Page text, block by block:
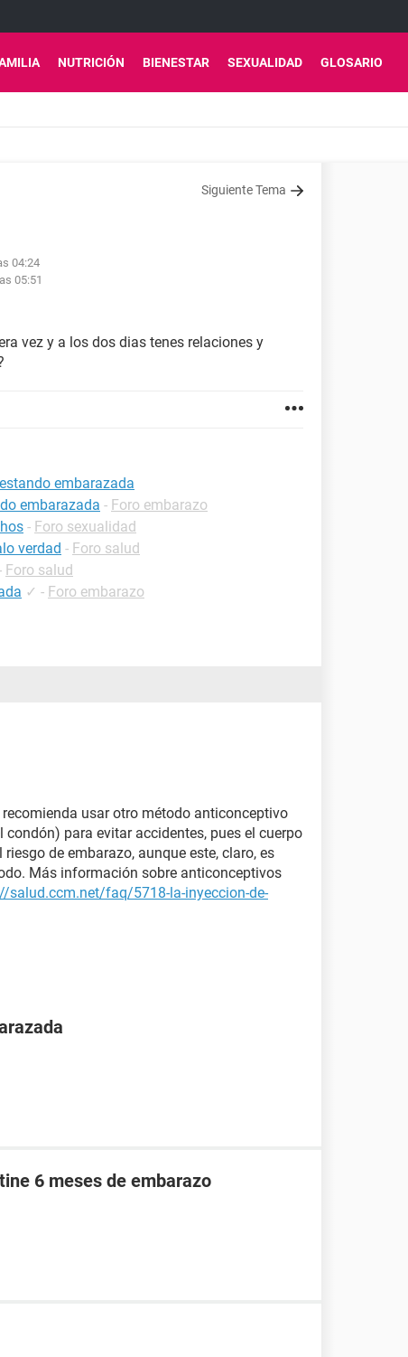
NUTRICIÓN BIENESTAR SEXUALIDAD GLOSARIO
Siguiente Tema
04:24
05:51
vez y a los dos dias tenes relaciones y
embarazada
embarazada - Foro embarazo
- Foro sexualidad
verdad - Foro salud
Foro salud
✓ - Foro embarazo
usar otro método anticonceptivo
condón) para evitar accidentes, pues el cuerpo
de embarazo, aunque este, claro, es
Más información sobre anticonceptivos
salud.ccm.net/faq/5718-la-inyeccion-de-
6 meses de embarazo